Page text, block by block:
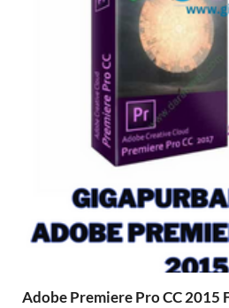
Adobe Premiere Pro CC 2015